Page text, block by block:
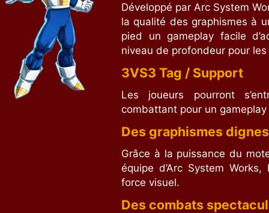
Développé par Arc System
la qualité des graphismes à
pied un gameplay facile
niveau de profondeur pour
3VS3 Tag / Support
Les joueurs pourront
combattant pour un
Des graphismes dignes
Grâce à la puissance du
équipe d’Arc System
force visuel.
Des combats